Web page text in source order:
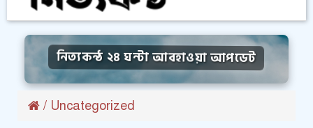
নিত্যকন্ঠ ২৪ ঘন্টা আবহাওয়া আপডেট
/ Uncategorized